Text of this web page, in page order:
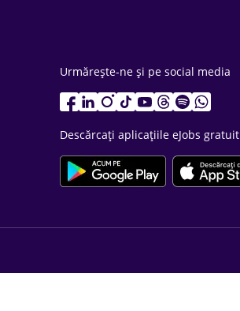
Urmărește-ne și pe social media
Descărcați aplicațiile eJobs gratuit